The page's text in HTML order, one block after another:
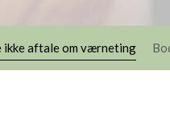
aftale om værneting